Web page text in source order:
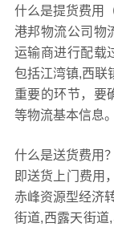
什么是提货费用
港邦物流公司物
运输商进行配载
包括江湾镇,西联
重要的环节，要
等物流基本信息。
什么是送货费用？
即送货上门费用
赤峰资源型经济
街道,西露天街道